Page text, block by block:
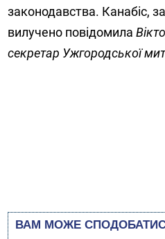
законодавства. Канабіс,
вилучено повідомила
секретар Ужгородської